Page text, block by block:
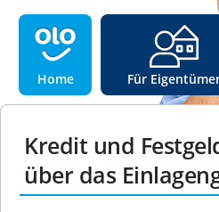
Home Für
Kredit und
über das